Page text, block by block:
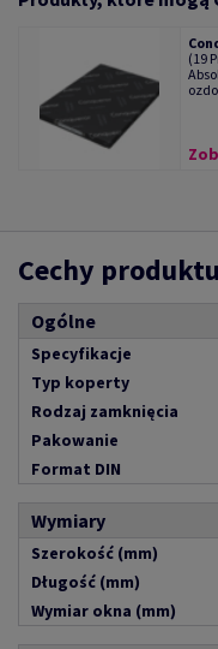
(19
Cechy produktu
Ogólne
Specyfikacje
Typ koperty
Rodzaj zamknięcia
Pakowanie
Format DIN
Wymiary
Szerokość (mm)
Długość (mm)
Wymiar okna (mm)